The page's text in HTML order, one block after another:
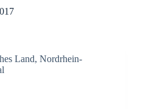
Land, Nordrhein-